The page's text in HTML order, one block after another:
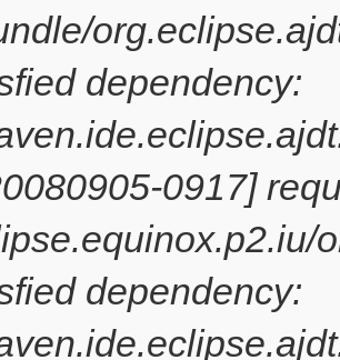
dependency:
0917]
dependency: